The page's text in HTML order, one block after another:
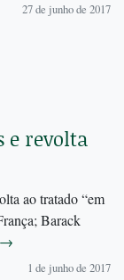
27 de junho de 2017
e revolta
ao tratado “em
Barack
→
1 de junho de 2017